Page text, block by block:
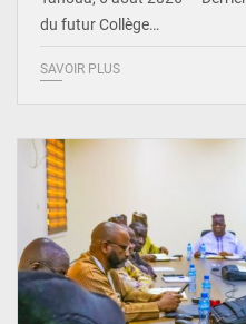
du futur Collège…
SAVOIR PLUS